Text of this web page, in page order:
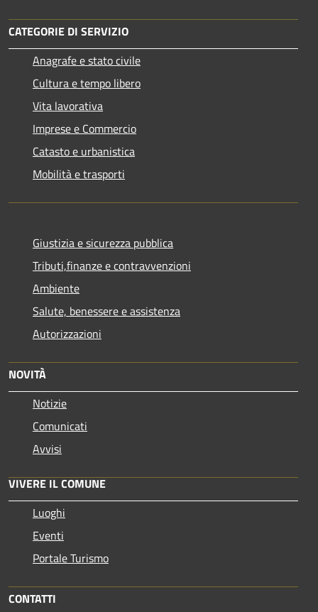
CATEGORIE DI SERVIZIO
Anagrafe e stato civile
Cultura e tempo libero
Vita lavorativa
Imprese e Commercio
Catasto e urbanistica
Mobilità e trasporti
Giustizia e sicurezza pubblica
Tributi,finanze e contravvenzioni
Ambiente
Salute, benessere e assistenza
Autorizzazioni
NOVITÀ
Notizie
Comunicati
Avvisi
VIVERE IL COMUNE
Luoghi
Eventi
Portale Turismo
CONTATTI